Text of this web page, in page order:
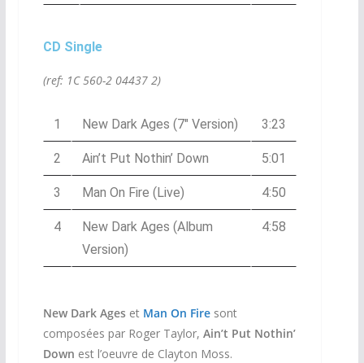
CD Single
(ref: 1C 560-2 04437 2)
1 New Dark Ages (7″ Version) 3:23
2 Ain’t Put Nothin’ Down 5:01
3 Man On Fire (Live) 4:50
4
New Dark Ages (Album
Version)
4:58
New Dark Ageset Man On Firesont
composées par Roger Taylor, Ain’t Put Nothin’
Down est l’oeuvre de Clayton Moss.